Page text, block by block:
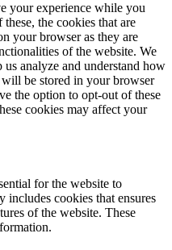
your experience while you
the cookies that are
your browser as they are
of the website. We
analyze and understand how
be stored in your browser
the option to opt-out of these
cookies may affect your
for the website to
cookies that ensures
of the website. These